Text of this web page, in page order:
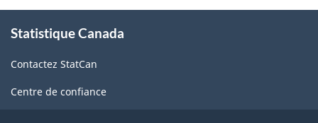
propos
ce
site
Statistique Canada
Contactez StatCan
Centre de confiance